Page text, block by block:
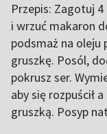
Przepis: Zagotuj
i wrzuć makaron
podsmaż na oleju
gruszkę. Posól,
pokrusz ser.
aby się rozpuścił
gruszką. Posyp